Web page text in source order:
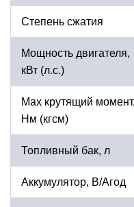
Степень сжатия
Мощность двигателя,
кВт (л.с.)
Мах крутящий момент,
Нм (кгсм)
Топливный бак, л
Аккумулятор, В/Агод